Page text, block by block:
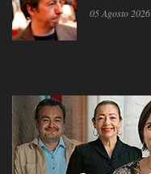
05 Agosto 2026